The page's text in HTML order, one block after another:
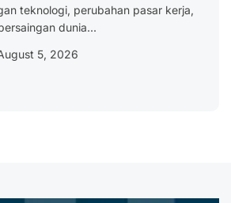
teknologi, perubahan pasar kerja,
dunia...
5, 2026